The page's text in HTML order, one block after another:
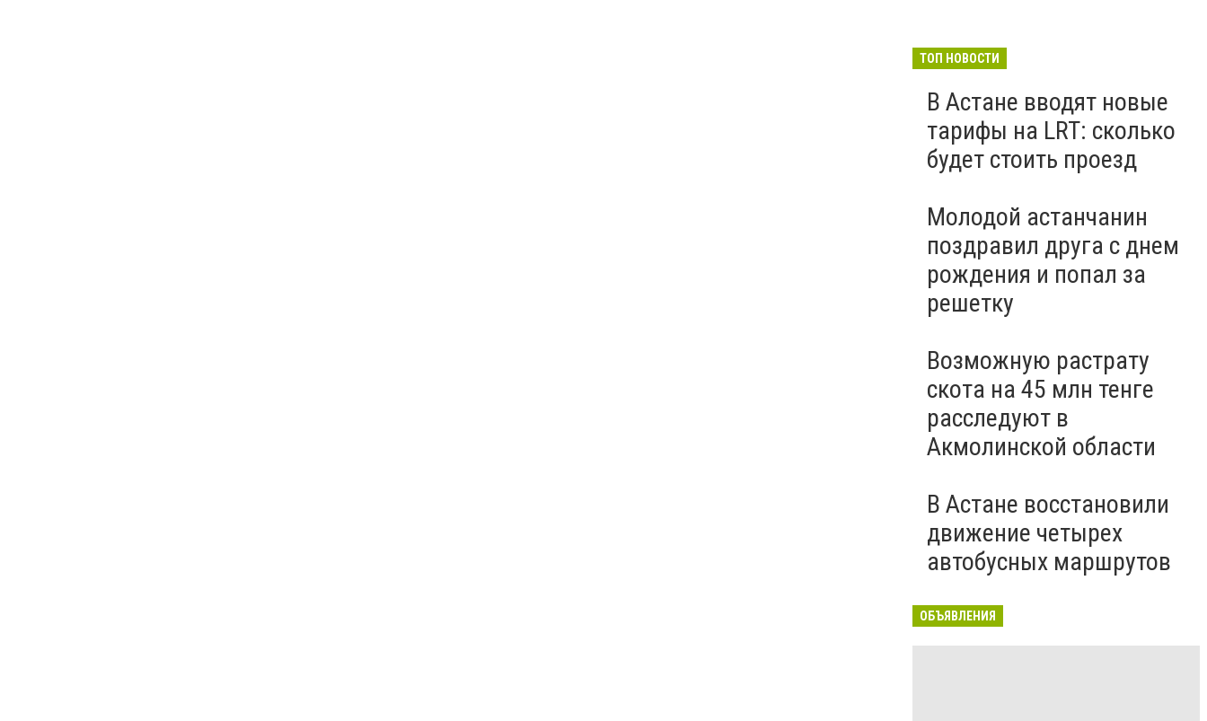
ТОП НОВОСТИ
В Астане вводят новые
тарифы на LRT: сколько
будет стоить проезд
Молодой астанчанин
поздравил друга с днем
рождения и попал за
решетку
Возможную растрату
скота на 45 млн тенге
расследуют в
Акмолинской области
В Астане восстановили
движение четырех
автобусных маршрутов
ОБЪЯВЛЕНИЯ